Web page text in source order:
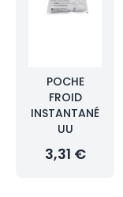
POCHE
FROID
INSTANTANÉ
UU
3,31 €